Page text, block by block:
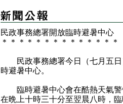
民政事務總署開放臨時避暑中心
＊
＊ ＊ ＊ ＊ ＊ ＊ ＊ ＊ ＊ ＊ ＊ ＊ ＊
民政事務總署今日（七月五日
時避暑中心。
臨時避暑中心會在酷熱天氣警
在晩上十時三十分至翌晨八時，